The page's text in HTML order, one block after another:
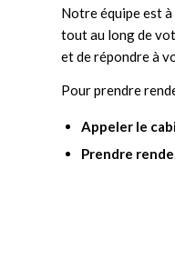
Notre équipe est
tout au long de
et de répondre à
Pour prendre
Appeler le
Prendre